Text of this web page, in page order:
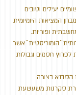
יעילים וטובים
המציאות היומיומית
ופוריות.
הומוריסטית ̈ אשר
חסמים וגבולות
הסדנא בצורה
סקרנות משעשעת